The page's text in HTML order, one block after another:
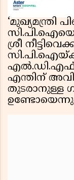
‘മുഖ്യമന്ത്രി
ശ്രീ
എൽ.ഡി.എഫ്
എന്തിന്
തുടരാനുള്ള